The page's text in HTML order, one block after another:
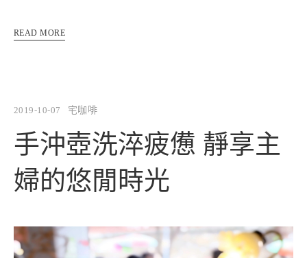
READ MORE
2019-10-07 宅咖啡
手沖壺洗淬疲憊 靜享主
婦的悠閒時光